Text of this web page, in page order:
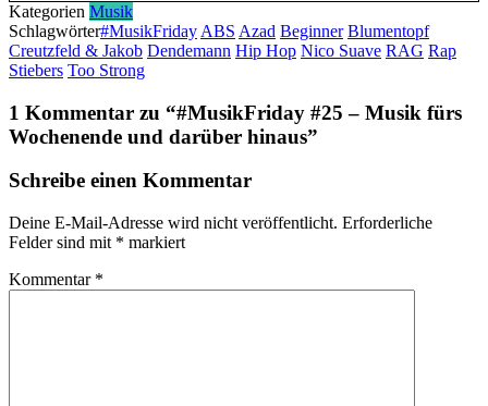
Kategorien Musik
Schlagwörter#MusikFriday ABS Azad Beginner Blumentopf
Creutzfeld & Jakob Dendemann Hip Hop Nico Suave RAG Rap
Stiebers Too Strong
1 Kommentar zu “#MusikFriday #25 – Musik fürs
Wochenende und darüber hinaus”
Schreibe einen Kommentar
Deine E-Mail-Adresse wird nicht veröffentlicht. Erforderliche
Felder sind mit * markiert
Kommentar *